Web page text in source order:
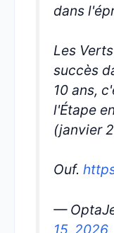
dans
Les
succès
10 ans,
l'Étape
(janvier
Ouf.
—
15, 2026